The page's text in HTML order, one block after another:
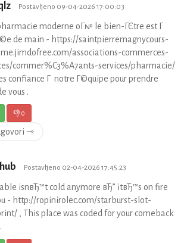
Postavljeno 09-04-2026 17:00:03
moderne oГ№ le bien-ГЄtre est Г
de main - https://saintpierremagnycours-
associations-commerces-
commer%C3%A7ants-services/pharmacie/
confiance Г notre Г©quipe pour prendre
vous .
👎0
⇾
Postavljeno 02-04-2026 17:45:23
isnвЂ™t cold anymore вЂ” itвЂ™s on fire
- http://ropinirolec.com/starburst-slot-
, This place was coded for your comeback